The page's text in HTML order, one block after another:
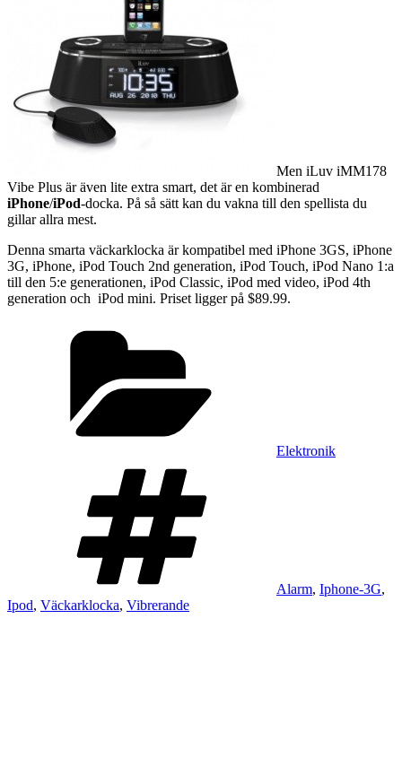
Men iLuv iMM178
Vibe Plus är även lite extra smart, det är en kombinerad
iPhone/iPod-docka. På så sätt kan du vakna till den spellista du
gillar allra mest.
Denna smarta väckarklocka är kompatibel med iPhone 3GS, iPhone
3G, iPhone, iPod Touch 2nd generation, iPod Touch, iPod Nano 1:a
till den 5:e generationen, iPod Classic, iPod med video, iPod 4th
generation och iPod mini. Priset ligger på $89.99.
Elektronik
Alarm, Iphone-3G,
Ipod, Väckarklocka, Vibrerande